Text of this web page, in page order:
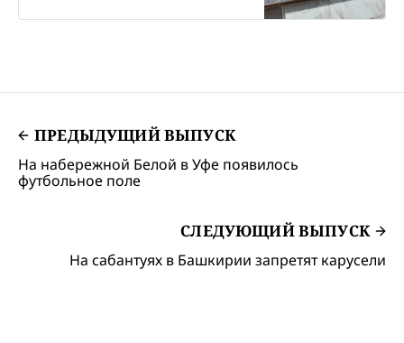
ПРЕДЫДУЩИЙ ВЫПУСК
На набережной Белой в Уфе появилось
футбольное поле
СЛЕДУЮЩИЙ ВЫПУСК
На сабантуях в Башкирии запретят карусели